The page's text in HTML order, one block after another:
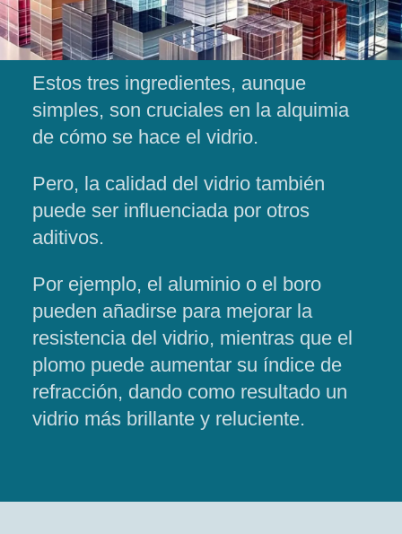
Estos tres ingredientes, aunque
simples, son cruciales en la alquimia
de cómo se hace el vidrio.
Pero, la calidad del vidrio también
puede ser influenciada por otros
aditivos.
Por ejemplo, el aluminio o el boro
pueden añadirse para mejorar la
resistencia del vidrio, mientras que el
plomo puede aumentar su índice de
refracción, dando como resultado un
vidrio más brillante y reluciente.